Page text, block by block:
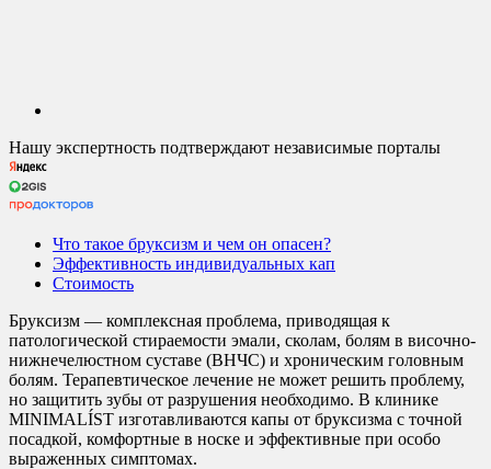
Нашу экспертность подтверждают независимые порталы
Что такое бруксизм и чем он опасен?
Эффективность индивидуальных кап
Стоимость
Бруксизм — комплексная проблема, приводящая к
патологической стираемости эмали, сколам, болям в височно-
нижнечелюстном суставе (ВНЧС) и хроническим головным
болям. Терапевтическое лечение не может решить проблему,
но защитить зубы от разрушения необходимо. В клинике
MINIMALÍST изготавливаются капы от бруксизма с точной
посадкой, комфортные в носке и эффективные при особо
выраженных симптомах.